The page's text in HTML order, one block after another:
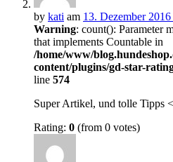
by kati am 13. Dezember
Warning: count(): Parameter
that implements Countable in
/home/www/
content/plugins/gd-star-
line 574
Super Artikel, und tolle Tipps
Rating: 0 (from 0 votes)